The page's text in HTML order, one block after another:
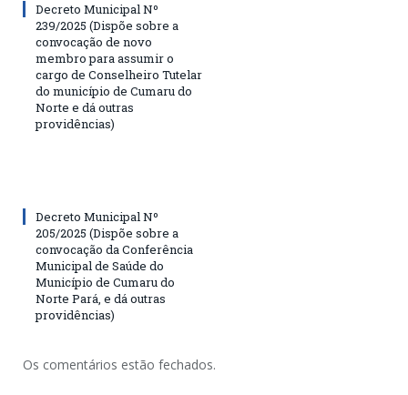
Decreto Municipal Nº
239/2025 (Dispõe sobre a
convocação de novo
membro para assumir o
cargo de Conselheiro Tutelar
do município de Cumaru do
Norte e dá outras
providências)
Decreto Municipal Nº
205/2025 (Dispõe sobre a
convocação da Conferência
Municipal de Saúde do
Município de Cumaru do
Norte Pará, e dá outras
providências)
Os comentários estão fechados.